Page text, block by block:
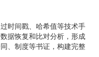
时间戳、哈希值等技术手
据恢复和比对分析，形成
、制度等书证，构建完整